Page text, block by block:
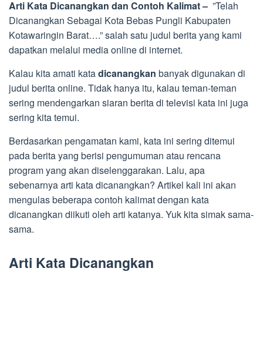
Arti Kata Dicanangkan dan Contoh Kalimat – ”Telah
Dicanangkan Sebagai Kota Bebas Pungli Kabupaten
Kotawaringin Barat….” salah satu judul berita yang kami
dapatkan melalui media online di internet.
Kalau kita amati katadicanangkan banyak digunakan di
judul berita online. Tidak hanya itu, kalau teman-teman
sering mendengarkan siaran berita di televisi kata ini juga
sering kita temui.
Berdasarkan pengamatan kami, kata ini sering ditemui
pada berita yang berisi pengumuman atau rencana
program yang akan diselenggarakan. Lalu, apa
sebenarnya arti kata dicanangkan? Artikel kali ini akan
mengulas beberapa contoh kalimat dengan kata
dicanangkan diikuti oleh arti katanya. Yuk kita simak sama-
sama.
Arti Kata Dicanangkan